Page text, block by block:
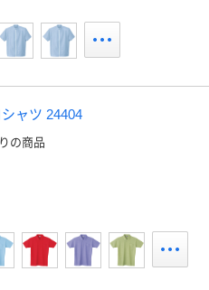
ャツ 24404
の商品